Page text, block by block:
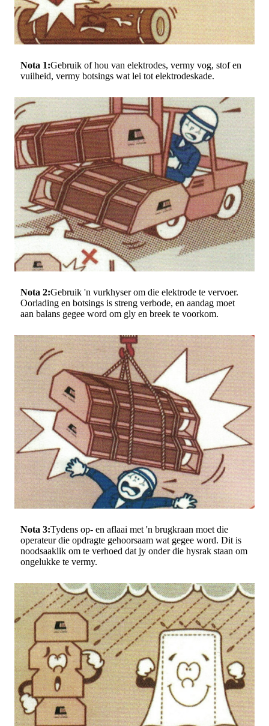
Nota 1:Gebruik of hou van elektrodes, vermy vog, stof en
vuilheid, vermy botsings wat lei tot elektrodeskade.
Nota 2:Gebruik 'n vurkhyser om die elektrode te vervoer.
Oorlading en botsings is streng verbode, en aandag moet
aan balans gegee word om gly en breek te voorkom.
Nota 3:Tydens op- en aflaai met 'n brugkraan moet die
operateur die opdragte gehoorsaam wat gegee word. Dit is
noodsaaklik om te verhoed dat jy onder die hysrak staan ​​om
ongelukke te vermy.